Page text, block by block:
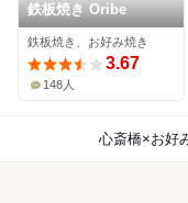
鉄板焼き Oribe
鉄板焼き、お好み焼き
3.67
148人
心斎橋×お好